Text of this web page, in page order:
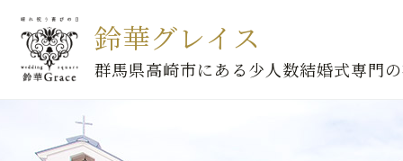
鈴華グレイス
群馬県高崎市にある少人数結婚式専門